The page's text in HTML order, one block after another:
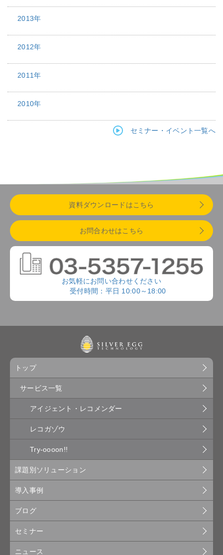
2013年
2012年
2011年
2010年
セミナー・イベント一覧へ
資料ダウンロードはこちら
お問合わせはこちら
お気軽にお問い合わせください
受付時間：平日 10:00～18:00
トップ
サービス一覧
アイジェント・レコメンダー
レコガゾウ
Try-oooon!!
課題別ソリューション
導入事例
ブログ
セミナー
ニュース